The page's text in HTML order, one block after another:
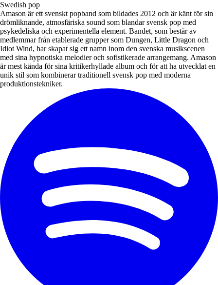
Swedish pop
Amason är ett svenskt popband som bildades 2012 och är känt för sin
drömliknande, atmosfäriska sound som blandar svensk pop med
psykedeliska och experimentella element. Bandet, som består av
medlemmar från etablerade grupper som Dungen, Little Dragon och
Idiot Wind, har skapat sig ett namn inom den svenska musikscenen
med sina hypnotiska melodier och sofistikerade arrangemang. Amason
är mest kända för sina kritikerhyllade album och för att ha utvecklat en
unik stil som kombinerar traditionell svensk pop med moderna
produktionstekniker.